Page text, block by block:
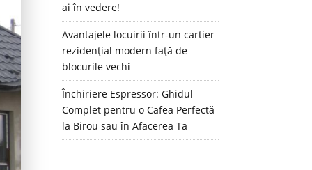
ai în vedere!
Avantajele locuirii într-un cartier
rezidențial modern față de
blocurile vechi
Închiriere Espressor: Ghidul
Complet pentru o Cafea Perfectă
la Birou sau în Afacerea Ta